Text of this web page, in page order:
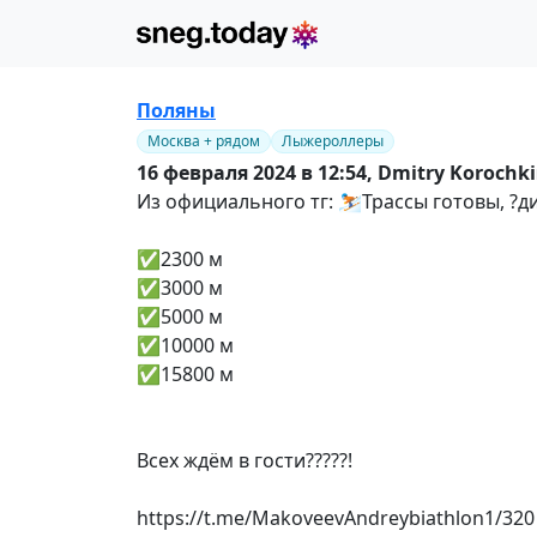
Поляны
Москва + рядом Лыжероллеры
16 февраля 2024 в 12:54, Dmitry
Из официального тг: ⛷️Трассы готовы,
✅2300 м
✅3000 м
✅5000 м
✅10000 м
✅15800 м
Всех ждём в гости????‍?!
https://t.me/MakoveevAndreybiathlon1/320